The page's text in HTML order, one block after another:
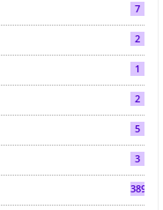
7
2
1
2
5
3
3892